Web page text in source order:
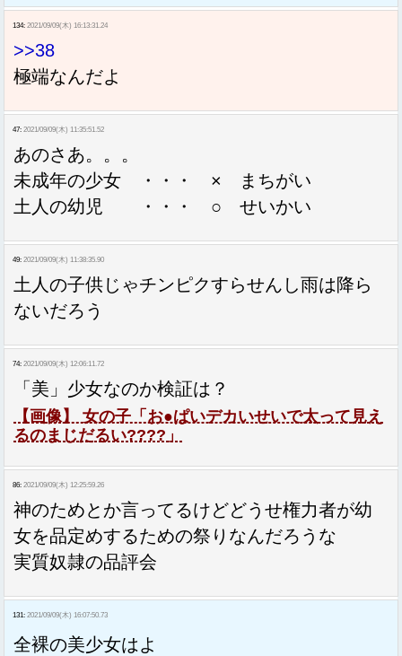
134: 2021/09/09(木) 16:13:31.24
>>38
極端なんだよ
47: 2021/09/09(木) 11:35:51.52
あのさあ。。。
未成年の少女 ・・・ × まちがい
土人の幼児 ・・・ ○ せいかい
49: 2021/09/09(木) 11:38:35.90
土人の子供じゃチンピクすらせんし雨は降ら
ないだろう
74: 2021/09/09(木) 12:06:11.72
「美」少女なのか検証は？
【画像】 女の子「お●ぱいデカいせいで太って見え
るのまじだるい????」
86: 2021/09/09(木) 12:25:59.26
神のためとか言ってるけどどうせ権力者が幼
女を品定めするための祭りなんだろうな
実質奴隷の品評会
131: 2021/09/09(木) 16:07:50.73
全裸の美少女はよ